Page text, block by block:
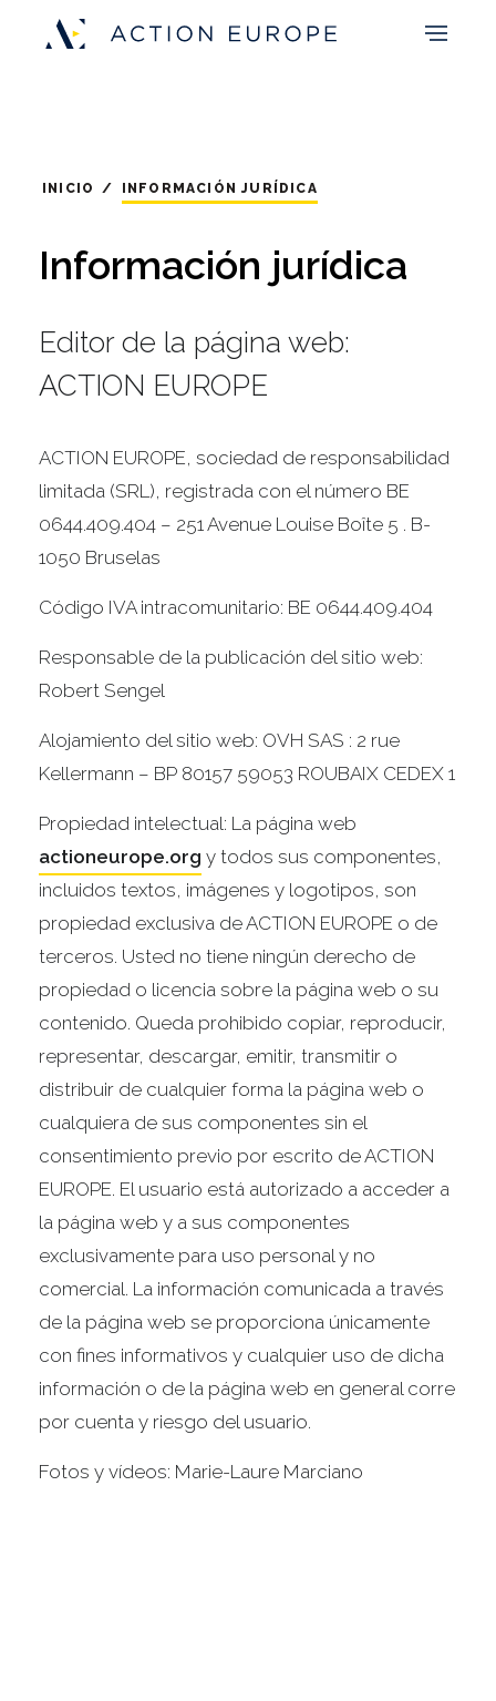
INICIO / INFORMACIÓN JURÍDICA
Información jurídica
Editor de la página web:
ACTION EUROPE
ACTION EUROPE, sociedad de responsabilidad
limitada (SRL), registrada con el número BE
0644.409.404 – 251 Avenue Louise Boîte 5 . B-
1050 Bruselas
Código IVA intracomunitario: BE 0644.409.404
Responsable de la publicación del sitio web:
Robert Sengel
Alojamiento del sitio web: OVH SAS : 2 rue
Kellermann – BP 80157 59053 ROUBAIX CEDEX 1
Propiedad intelectual: La página web
actioneurope.org y todos sus componentes,
incluidos textos, imágenes y logotipos, son
propiedad exclusiva de ACTION EUROPE o de
terceros. Usted no tiene ningún derecho de
propiedad o licencia sobre la página web o su
contenido. Queda prohibido copiar, reproducir,
representar, descargar, emitir, transmitir o
distribuir de cualquier forma la página web o
cualquiera de sus componentes sin el
consentimiento previo por escrito de ACTION
EUROPE. El usuario está autorizado a acceder a
la página web y a sus componentes
exclusivamente para uso personal y no
comercial. La información comunicada a través
de la página web se proporciona únicamente
con fines informativos y cualquier uso de dicha
información o de la página web en general corre
por cuenta y riesgo del usuario.
Fotos y vídeos: Marie-Laure Marciano